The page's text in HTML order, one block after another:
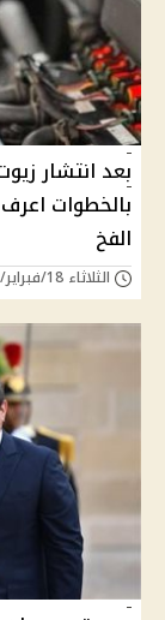
بعد انتشار
بالخطوات
الفخ
الثلاثاء 18/فبراير/2025 - 07:00 ص